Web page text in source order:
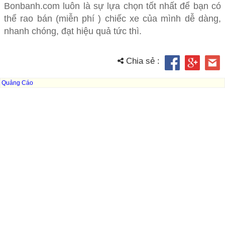
Bonbanh.com luôn là sự lựa chọn tốt nhất để bạn có
thể rao bán (miễn phí ) chiếc xe của mình dễ dàng,
nhanh chóng, đạt hiệu quả tức thì.
Chia sẻ :
Quảng Cáo